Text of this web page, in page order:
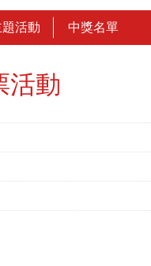
題活動 中獎名單
活動